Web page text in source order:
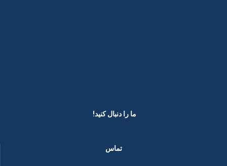
ما را دنبال کنید! ​
تماس